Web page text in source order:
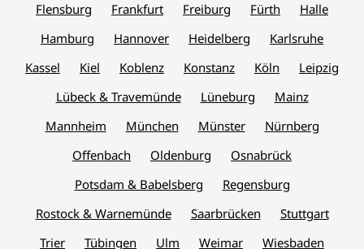
Flensburg
Frankfurt Freiburg Fürth
Halle
Hamburg
Hannover Heidelberg
Karlsruhe
Kassel
Kiel Koblenz Konstanz Köln
Leipzig
Lübeck & Travemünde
Lüneburg
Mainz
Mannheim
München Münster
Nürnberg
Offenbach
Oldenburg
Osnabrück
Potsdam & Babelsberg
Regensburg
Rostock & Warnemünde
Saarbrücken
Stuttgart
Trier
Tübingen Ulm Weimar Wiesbaden